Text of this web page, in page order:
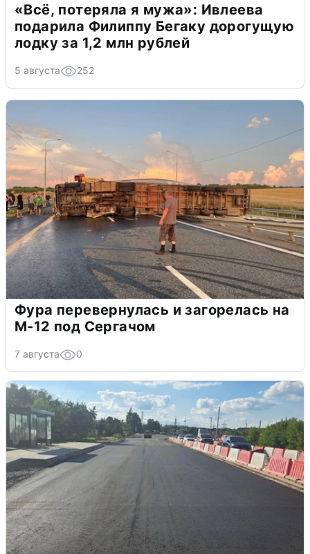
«Всё, потеряла я мужа»: Ивлеева
подарила Филиппу Бегаку дорогущую
лодку за 1,2 млн рублей
5 августа 252
Фура перевернулась и загорелась на
М-12 под Сергачом
7 августа 0